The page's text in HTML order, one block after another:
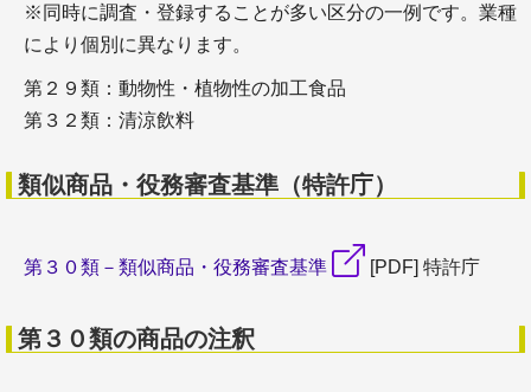
※同時に調査・登録することが多い区分の一例です。業種
により個別に異なります。
第２９類：動物性・植物性の加工食品
第３２類：清涼飲料
類似商品・役務審査基準（特許庁）
第３０類－類似商品・役務審査基準 [PDF] 特許庁
第３０類の商品の注釈